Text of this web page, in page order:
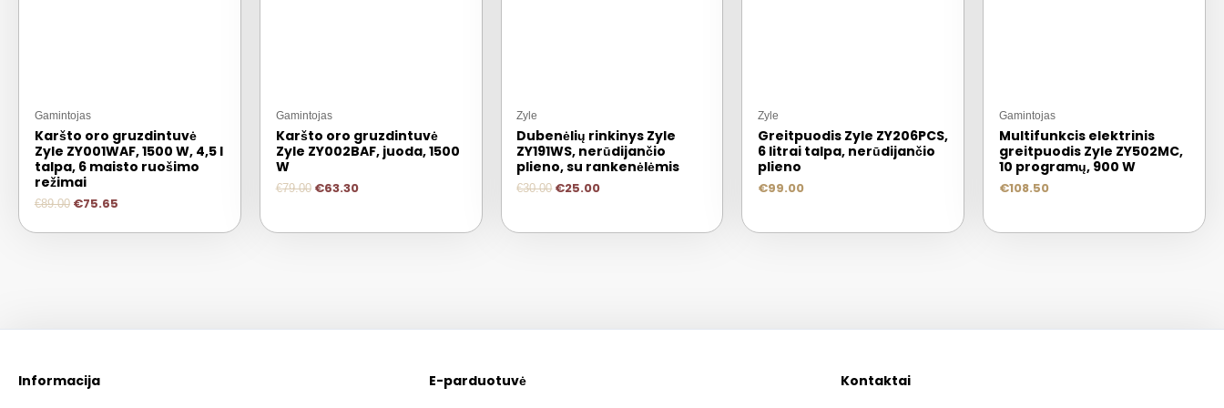
Gamintojas
Karšto oro gruzdintuvė
Zyle ZY001WAF, 1500 W, 4,5 l
talpa, 6 maisto ruošimo
režimai
€89.00 €75.65
Gamintojas
Karšto oro gruzdintuvė
Zyle ZY002BAF, juoda, 1500
W
€79.00 €63.30
Zyle
Dubenėlių rinkinys Zyle
ZY191WS, nerūdijančio
plieno, su rankenėlėmis
€30.00 €25.00
Zyle
Greitpuodis Zyle ZY206PCS,
6 litrai talpa, nerūdijančio
plieno
€99.00
Gamintojas
Multifunkcis elektrinis
greitpuodis Zyle ZY502MC,
10 programų, 900 W
€108.50
Informacija E-parduotuvė Kontaktai